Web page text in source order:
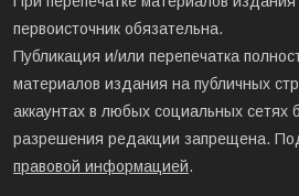
первоисточник обязательна.
Публикация и/или перепечатка
материалов издания на публичных
аккаунтах в любых социальных сетях
разрешения редакции запрещена.
правовой информацией.